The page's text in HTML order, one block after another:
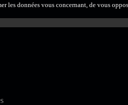
données vous concernant, de vous